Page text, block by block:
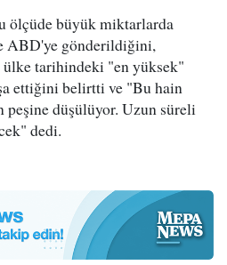
ölçüde büyük miktarlarda
ABD'ye gönderildiğini,
tarihindeki "en yüksek"
ettiğini belirtti ve "Bu hain
peşine düşülüyor. Uzun süreli
dedi.